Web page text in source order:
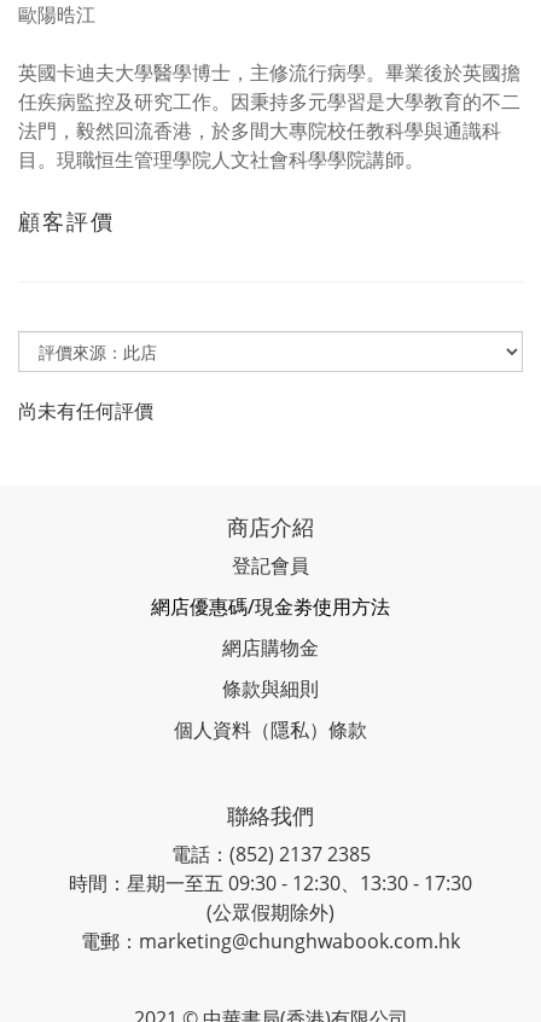
歐陽晧江
英國卡迪夫大學醫學博士，主修流行病學。畢業後於英國擔
任疾病監控及研究工作。因秉持多元學習是大學教育的不二
法門，毅然回流香港，於多間大專院校任教科學與通識科
目。現職恒生管理學院人文社會科學學院講師。
顧客評價
尚未有任何評價
商店介紹
登記會員
網店優惠碼/現金劵使用方法
網店購物金
條款與細則
個人資料（隱私）條款
聯絡我們
電話：(852) 2137 2385
時間：星期一至五 09:30 - 12:30、13:30 - 17:30
(公眾假期除外)
電郵：marketing@chunghwabook.com.hk